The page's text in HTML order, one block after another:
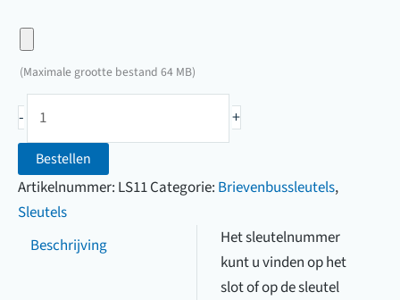
van
uw
sleutel
foto
van
uw
sleutel
(Maximale grootte bestand 64 MB)
-
KT3001
t/m
KT8000
t/m
+
Bestellen
Artikelnummer: LS11Categorie: Brievenbussleutels,
Sleutels
Beschrijving
Het sleutelnummer
kunt u vinden op het
slot of op de sleutel